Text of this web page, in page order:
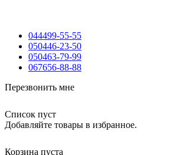
044499-55-55
050446-23-50
050463-79-99
067656-88-88
Перезвонить мне
Список пуст
Добавляйте товары в избранное.
Корзина пуста